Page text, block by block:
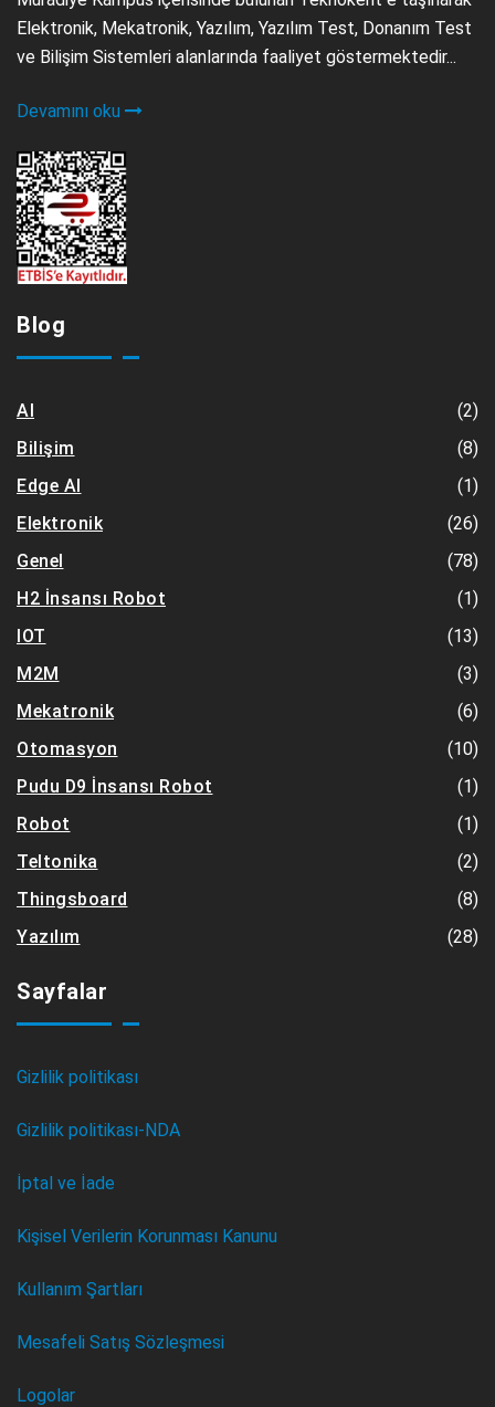
Elektronik, Mekatronik, Yazılım, Yazılım Test, Donanım Test
ve Bilişim Sistemleri alanlarında faaliyet göstermektedir...
Devamını oku
Blog
AI
(2)
Bilişim
(8)
Edge AI
(1)
Elektronik
(26)
Genel
(78)
H2 İnsansı Robot
(1)
IOT
(13)
M2M
(3)
Mekatronik
(6)
Otomasyon
(10)
Pudu D9 İnsansı Robot
(1)
Robot
(1)
Teltonika
(2)
Thingsboard
(8)
Yazılım
(28)
Sayfalar
Gizlilik politikası
Gizlilik politikası-NDA
İptal ve İade
Kişisel Verilerin Korunması Kanunu
Kullanım Şartları
Mesafeli Satış Sözleşmesi
Logolar